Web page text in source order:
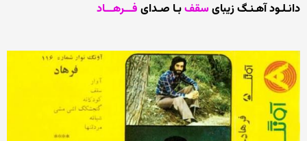
دانـلـود آهـنـگ زیبایسقفبـا صـدای فـــرهـــاد